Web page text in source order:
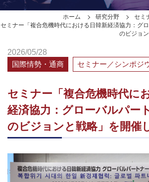
ホーム 研究分野
セミ
セミナー「複合危機時代における日韓新経済協力：グ
のビジョ
2026/05/28
国際情勢・通商
セミナー／シンポジ
セミナー「複合危機時代に
経済協力：グローバルパー
のビジョンと戦略」を開催